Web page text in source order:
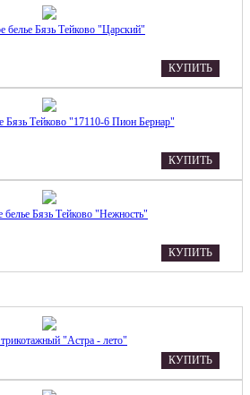
белье Бязь Тейково "Царский"
КУПИТЬ
Бязь Тейково "17110-6 Пион Бернар"
КУПИТЬ
белье Бязь Тейково "Нежность"
КУПИТЬ
"Астра - лето"
КУПИТЬ